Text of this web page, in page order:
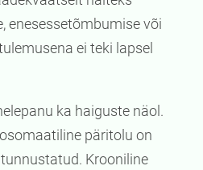
enesessetõmbumise või
ei teki lapsel
ka haiguste näol.
päritolu on
Krooniline